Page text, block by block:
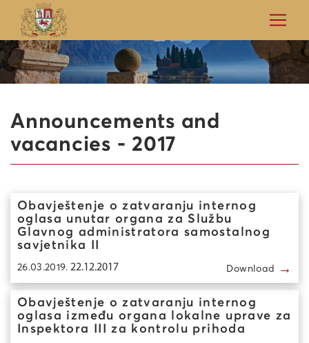
Announcements and
vacancies - 2017
Obavještenje o zatvaranju internog
oglasa unutar organa za Službu
Glavnog administratora samostalnog
savjetnika II
26.03.2019. Download →
22.12.2017
Obavještenje o zatvaranju internog
oglasa između organa lokalne uprave za
Inspektora III za kontrolu prihoda